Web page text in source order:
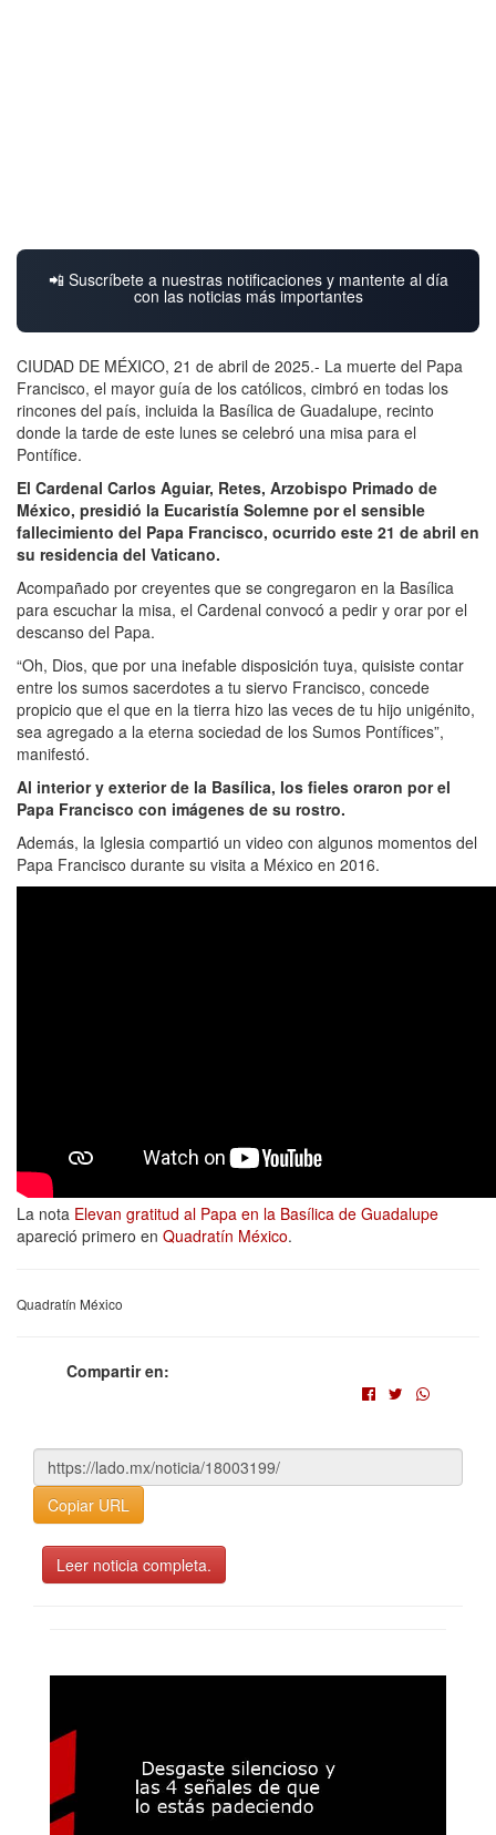
📲 Suscríbete a nuestras notificaciones y mantente al día
con las noticias más importantes
CIUDAD DE MÉXICO, 21 de abril de 2025.- La muerte del Papa
Francisco, el mayor guía de los católicos, cimbró en todas los
rincones del país, incluida la Basílica de Guadalupe, recinto
donde la tarde de este lunes se celebró una misa para el
Pontífice.
El Cardenal Carlos Aguiar, Retes, Arzobispo Primado de
México, presidió la Eucaristía Solemne por el sensible
fallecimiento del Papa Francisco, ocurrido este 21 de abril en
su residencia del Vaticano.
Acompañado por creyentes que se congregaron en la Basílica
para escuchar la misa, el Cardenal convocó a pedir y orar por el
descanso del Papa.
“Oh, Dios, que por una inefable disposición tuya, quisiste contar
entre los sumos sacerdotes a tu siervo Francisco, concede
propicio que el que en la tierra hizo las veces de tu hijo unigénito,
sea agregado a la eterna sociedad de los Sumos Pontífices”,
manifestó.
Al interior y exterior de la Basílica, los fieles oraron por el
Papa Francisco con imágenes de su rostro.
Además, la Iglesia compartió un video con algunos momentos del
Papa Francisco durante su visita a México en 2016.
La nota Elevan gratitud al Papa en la Basílica de Guadalupe
apareció primero en Quadratín México.
Quadratín México
Compartir en:
Copiar URL
Leer noticia completa.